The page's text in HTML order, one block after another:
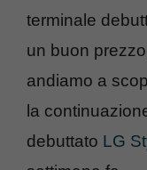
terminale
un buon
andiamo a
la
debuttato LG